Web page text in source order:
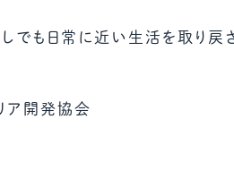
でも日常に近い生活を取り戻
ア開発協会